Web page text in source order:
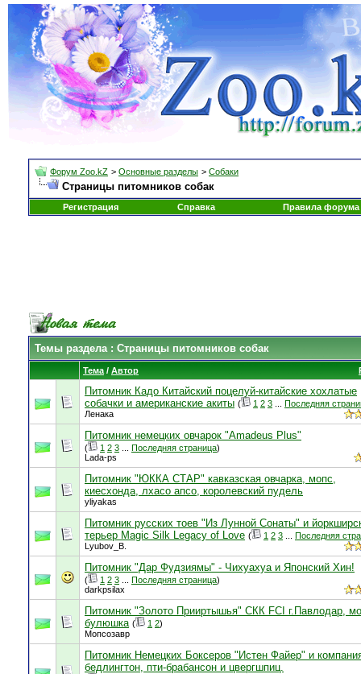
Форум Zoo.kZ > Основные разделы > Собаки
Страницы питомников собак
Регистрация Справка Правила форума
Темы раздела: Страницы питомников собак
Тема / Автор
Питомник Кадо Китайский поцелуй-китайские хохлатые
собачки и американские акиты ( 1 2 3
Последняя
Ленака
Питомник немецких овчарок "Amadeus Plus"
( 1 2 3 Последняя страница)
Lada-ps
Питомник "ЮККА СТАР" кавказская овчарка, мопс,
киесхонда, лхасо апсо, королевский пудель
yliyakas
Питомник русских тоев "Из Лунной Сонаты" и
терьер Magic Silk Legacy of Love ( 1 2 3
Последняя
Lyubov_B.
Питомник "Дар Фудзиямы" - Чихуахуа и Японский Хин!
( 1 2 3 Последняя страница)
darkpsilax
Питомник "Золото Прииртышья" СКК FCI г.Павлодар,
булюшка ( 1 2)
Мопсозавр
Питомник Немецких Боксеров "Истен Файер" и
бедлингтон, пти-брабансон и цвергшпиц.